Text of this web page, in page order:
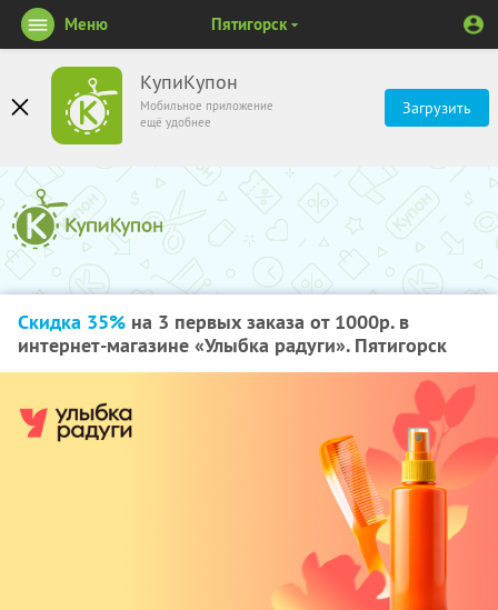
КупиКупон
Мобильное приложение
ещё удобнее
Загрузить
Меню Пятигорск
Скидка 35% на 3 первых заказа от 1000р. в
интернет-магазине «Улыбка радуги». Пятигорск